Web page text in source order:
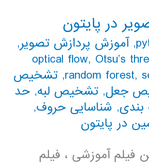
در پایتون
,آموزش پردازش تصویر,
optical flow, Otsu’s
random forest,
, تشخیص
جعل, تشخیص لبه, حد
بندی, شناسایی حروف,
در پایتون
فیلم آموزشی ، فیلم